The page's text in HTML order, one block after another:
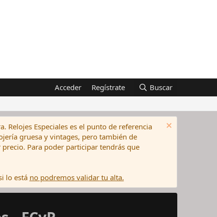
Acceder Regístrate Buscar
Relojes Especiales es el punto de referencia
gruesa y vintages, pero también de
Para poder participar tendrás que
lo está no podremos validar tu alta.